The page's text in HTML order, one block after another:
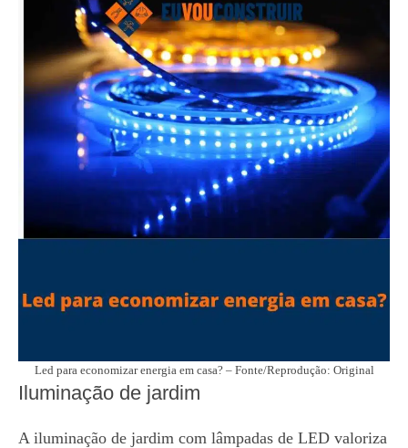
Led para economizar energia em casa? – Fonte/Reprodução: Original
Iluminação de jardim
A iluminação de jardim com lâmpadas de LED valoriza